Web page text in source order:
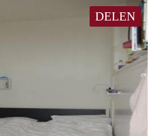
DELEN